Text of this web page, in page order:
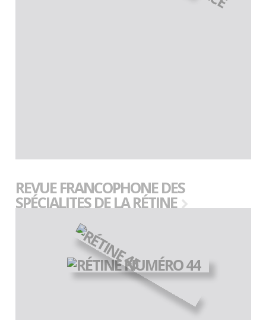
REVUE FRANCOPHONE DES
SPÉCIALITES DE LA RÉTINE